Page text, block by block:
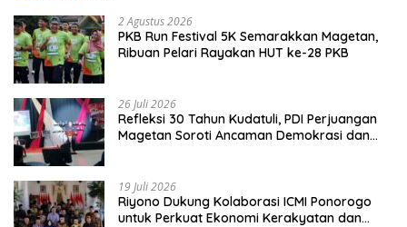
2 Agustus 2026
PKB Run Festival 5K Semarakkan Magetan,
Ribuan Pelari Rayakan HUT ke-28 PKB
26 Juli 2026
Refleksi 30 Tahun Kudatuli, PDI Perjuangan
Magetan Soroti Ancaman Demokrasi dan
19 Juli 2026
Riyono Dukung Kolaborasi ICMI Ponorogo
untuk Perkuat Ekonomi Kerakyatan dan